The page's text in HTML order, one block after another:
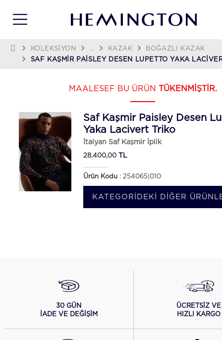
KOLEKSIYON ... KAZAK
BOĞAZLI KAZAK
SAF KAŞMIR PAISLEY DESEN LUPETTO YAKA
MAALESEF BU ÜRÜN TÜKENMİŞTİR.
Saf Kaşmir Paisley Desen
Yaka Lacivert Triko
İtalyan Saf Kaşmir İplik
28.400,00 TL
Ürün Kodu : 254065|010
KATEGORIDEKI DIĞER
30 GÜN
İADE VE DEĞİŞİM
ÜCRETSİZ VE
HIZLI KARGO